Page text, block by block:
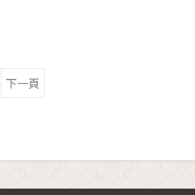
下一頁